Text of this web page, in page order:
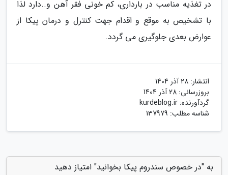
در تغذیه مناسب در بارداری، کم خونی فقر آهن و..دارد لذا
با تشخیص به موقع و اقدام جهت کنترل و درمان پیکا از
عوارض بعدی جلوگیری می گردد.
انتشار: 28 آذر 1404
بروزرسانی: 28 آذر 1404
گردآورنده: kurdeblog.ir
شناسه مطلب: 137979
به "در خصوص سندروم پیکا بخوانید" امتیاز دهید